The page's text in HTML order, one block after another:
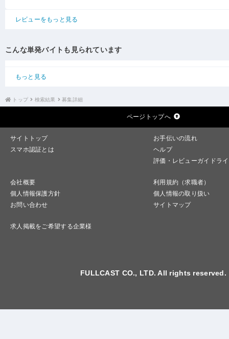
レビューをもっと見る
こんな単発バイトも見られています
もっと見る
トップ 検索結果 募集詳細
ページトップへ
サイトトップ
お手伝いの流れ
スマホ認証とは
ヘルプ
評価・レビューガイドラ
会社概要
利用規約（求職者）
個人情報保護方針
個人情報の取り扱い
お問い合わせ
サイトマップ
求人掲載をご希望する企業様
FULLCAST CO., LTD. All rights reserved.